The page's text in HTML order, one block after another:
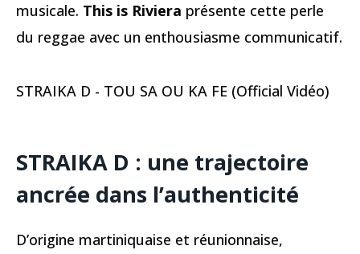
musicale. This is Riviera présente cette perle
du reggae avec un enthousiasme communicatif.
STRAIKA D - TOU SA OU KA FE (Official Vidéo)
STRAIKA D : une trajectoire
ancrée dans l’authenticité
D’origine martiniquaise et réunionnaise,